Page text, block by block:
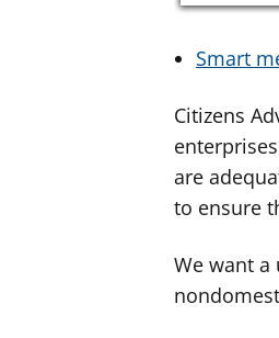
Smart
Citizens
are
to ensure
We want